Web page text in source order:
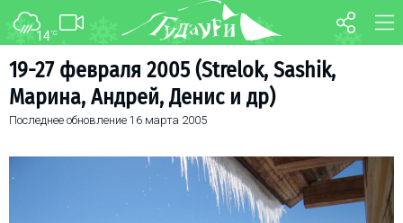
14°C
19-27 февраля 2005 (Strelok, Sashik,
Марина, Андрей, Денис и др)
Последнее обновление 16 марта 2005
ФОРУМ КАРТА
WEBCAM
О курорте
Схема трасс
Ски-пасс
Инструкторы
Прокат